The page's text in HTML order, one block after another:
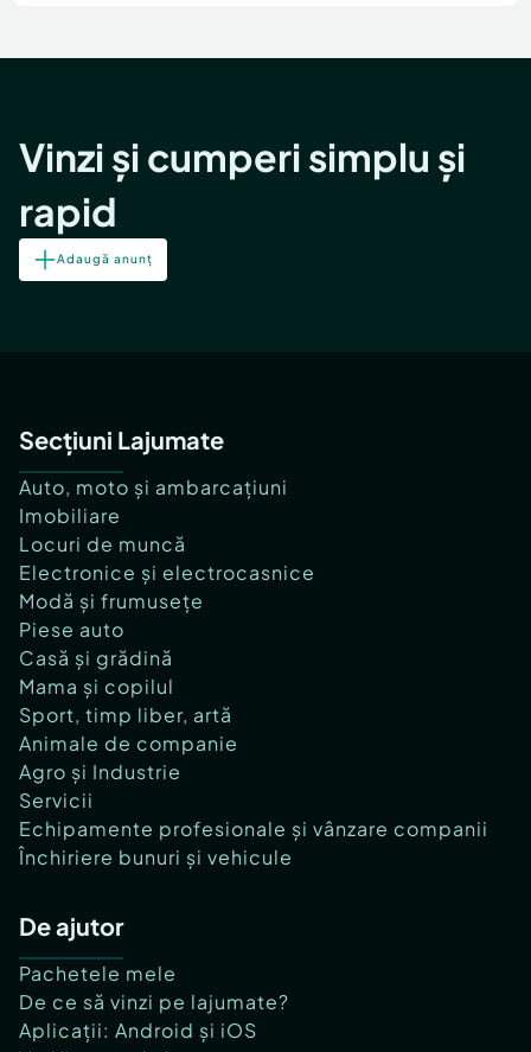
Animale de companie
Vinzi și cumperi simplu și
rapid
Adaugă anunț
Secțiuni Lajumate
Auto, moto și ambarcațiuni
Imobiliare
Locuri de muncă
Electronice și electrocasnice
Modă și frumusețe
Piese auto
Casă și grădină
Mama și copilul
Sport, timp liber, artă
Animale de companie
Agro și Industrie
Servicii
Echipamente profesionale și vânzare companii
Închiriere bunuri și vehicule
De ajutor
Pachetele mele
De ce să vinzi pe lajumate?
Aplicații: Android și iOS